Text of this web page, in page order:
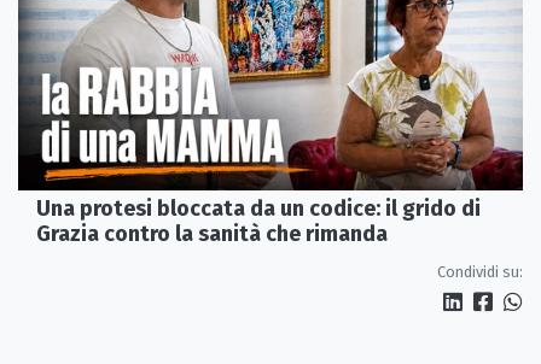
Una protesi bloccata da un codice: il grido di
Grazia contro la sanità che rimanda
Condividi su: